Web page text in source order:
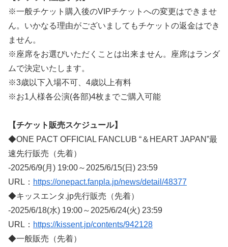
※一般チケット購入後のVIPチケットへの変更はできませ
ん。いかなる理由がございましてもチケットの返金はでき
ません。
※座席をお選びいただくことは出来ません。座席はランダ
ムで決定いたします。
※3歳以下入場不可、4歳以上有料
※お1人様各公演(各部)4枚までご購入可能
【チケット販売スケジュール】
◆ONE PACT OFFICIAL FANCLUB “＆HEART JAPAN”最
速先行販売（先着）
-2025/6/9(月) 19:00～2025/6/15(日) 23:59
URL： https://onepact.fanpla.jp/news/detail/48377
◆キッスエンタ.jp先行販売（先着）
-2025/6/18(水) 19:00～2025/6/24(火) 23:59
URL： https://kissent.jp/contents/942128
◆一般販売（先着）